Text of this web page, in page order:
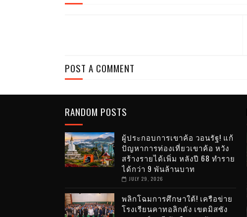
POST A COMMENT
RANDOM POSTS
ผู้ประกอบการเขาค้อ วอนรัฐ! แก้
ปัญหาการท่องเที่ยวเขาค้อ หวัง
สร้างรายได้เพิ่ม หลังปี 68 ทำราย
ได้กว่า 9 พันล้านบาท
JULY 29, 2026
พลิกโฉมการศึกษาใต้! เครือข่าย
โรงเรียนคาทอลิกดัง เขตมิสซัง